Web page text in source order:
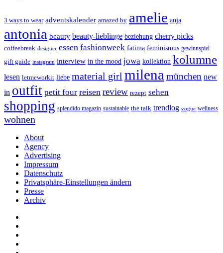
3 ways to wear adventskalender amazed by amelie anja
antonia beauty beauty-lieblinge beziehung cherry picks
coffeebreak designer essen fashionweek fatima feminismus gewinnspiel
gift guide instagram interview in the mood jowa kollektion kolumne
lesen letmeworkit liebe material girl milena münchen new
in outfit petit four reisen review rezept sehen
shopping splendido magazin sustainable the talk trendlog vogue wellness
wohnen
About
Agency
Advertising
Impressum
Datenschutz
Privatsphäre-Einstellungen ändern
Presse
Archiv